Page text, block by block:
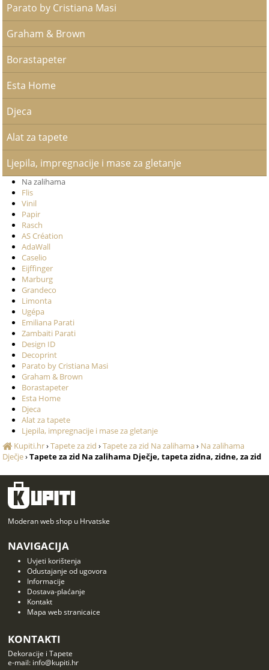
Parato by Cristiana Masi
Graham & Brown
Borastapeter
Esta Home
Djeca
Alat za tapete
Ljepila, impregnacije i mase za gletanje
Na zalihama
Flis
Vinil
Papir
Rasch
AS Création
AdaWall
Caselio
Eijffinger
Marburg
Grandeco
Limonta
Ugépa
Emiliana Parati
Zambaiti Parati
Design ID
Decoprint
Parato by Cristiana Masi
Graham & Brown
Borastapeter
Esta Home
Djeca
Alat za tapete
Ljepila, impregnacije i mase za gletanje
Kupiti.hr›Tapete za zid ›Tapete za zid Na zalihama› Na zalihama
Dječje›Tapete za zid Na zalihama Dječje, tapeta zidna, zidne, za zid
Moderan web shop u Hrvatske
NAVIGACIJA
Uvjeti korištenja
Odustajanje od ugovora
Informacije
Dostava-plaćanje
Kontakt
Mapa web stranicaice
KONTAKTI
Dekoracije i Tapete
e-mail: info@kupiti.hr